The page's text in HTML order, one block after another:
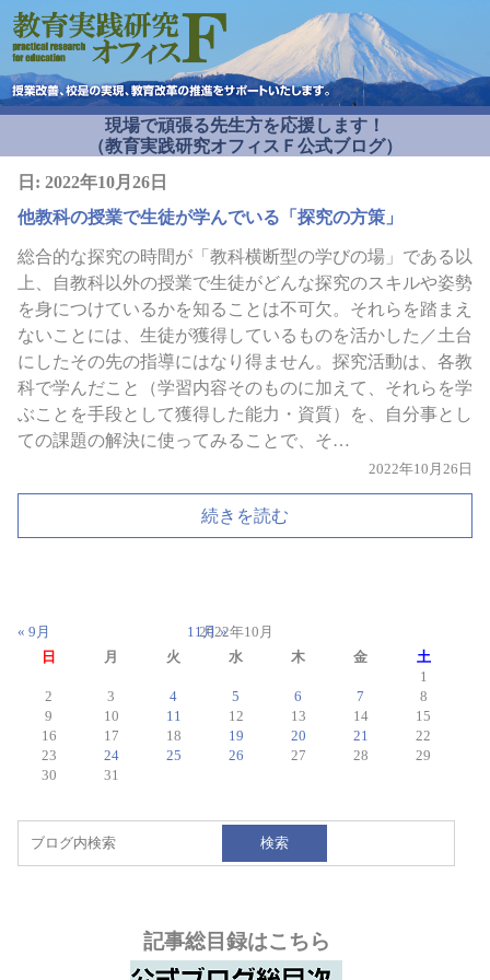
現場で頑張る先生方を応援します！
（教育実践研究オフィスＦ公式ブログ）
日: 2022年10月26日
他教科の授業で生徒が学んでいる「探究の方策」
総合的な探究の時間が「教科横断型の学びの場」である以
上、自教科以外の授業で生徒がどんな探究のスキルや姿勢
を身につけているかを知ることは不可欠。それらを踏まえ
ないことには、生徒が獲得しているものを活かした／土台
にしたその先の指導にはなり得ません。探究活動は、各教
科で学んだこと（学習内容そのものに加えて、それらを学
ぶことを手段として獲得した能力・資質）を、自分事とし
ての課題の解決に使ってみることで、そ…
2022年10月26日
続きを読む
2022年10月
日
月 火 水 木 金
土
1
2
3 4 5 6 7
8
9
10 11 12 13 14
15
16
17 18 19 20 21
22
23
24 25 26 27 28
29
30
31
« 9月 11月 »
検索
記事総目録はこちら